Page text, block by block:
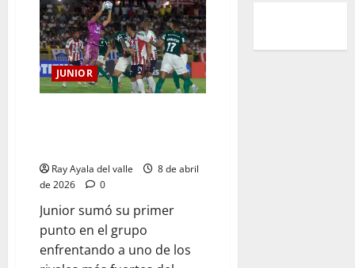
JUNIOR
Ray Ayala del valle
8 de abril
de 2026
0
Junior sumó su primer
punto en el grupo
enfrentando a uno de los